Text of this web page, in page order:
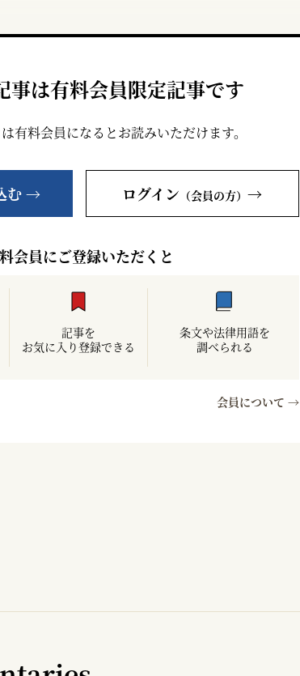
事は有料会員限定記事です
有料会員になるとお読みいただけます。
む → ログイン （会員の方） →
会員にご登録いただくと
記事を
お気に入り登録できる
条文や法律用語を
調べられる
会員について →